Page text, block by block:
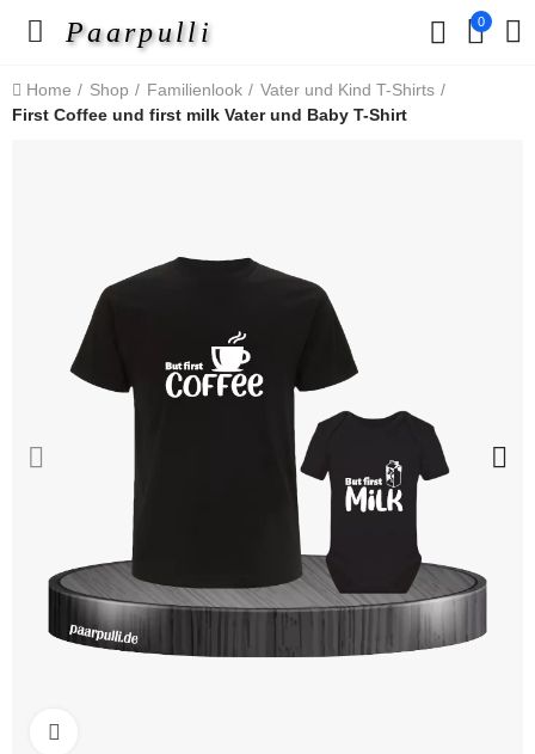
Paarpulli 0
Home Shop Familienlook
Vater und Kind T-Shirts
First Coffee und first milk Vater und Baby T-Shirt